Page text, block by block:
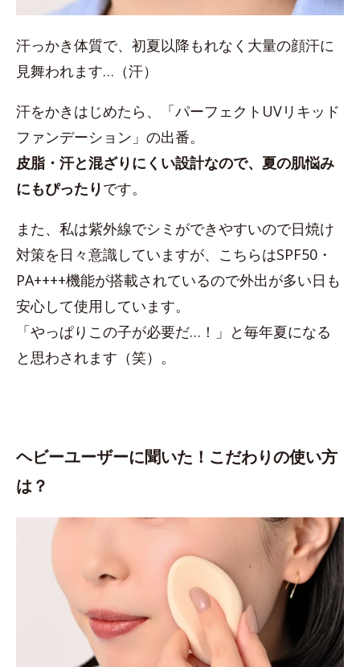
汗っかき体質で、初夏以降もれなく大量の顔汗に
見舞われます…（汗）
汗をかきはじめたら、「パーフェクトUVリキッド
ファンデーション」の出番。
皮脂・汗と混ざりにくい設計なので、夏の肌悩み
にもぴったりです。
また、私は紫外線でシミができやすいので日焼け
対策を日々意識していますが、こちらはSPF50・
PA++++機能が搭載されているので外出が多い日も
安心して使用しています。
「やっぱりこの子が必要だ…！」と毎年夏になる
と思わされます（笑）。
ヘビーユーザーに聞いた！こだわりの使い方
は？